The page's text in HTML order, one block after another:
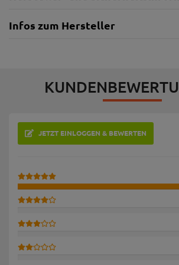
Infos zum Hersteller
JETZT EINLOGGEN & BEWERTEN